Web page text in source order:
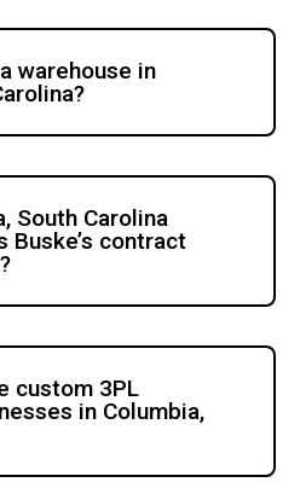
warehouse in
South Carolina
Buske’s contract
custom 3PL
in Columbia,